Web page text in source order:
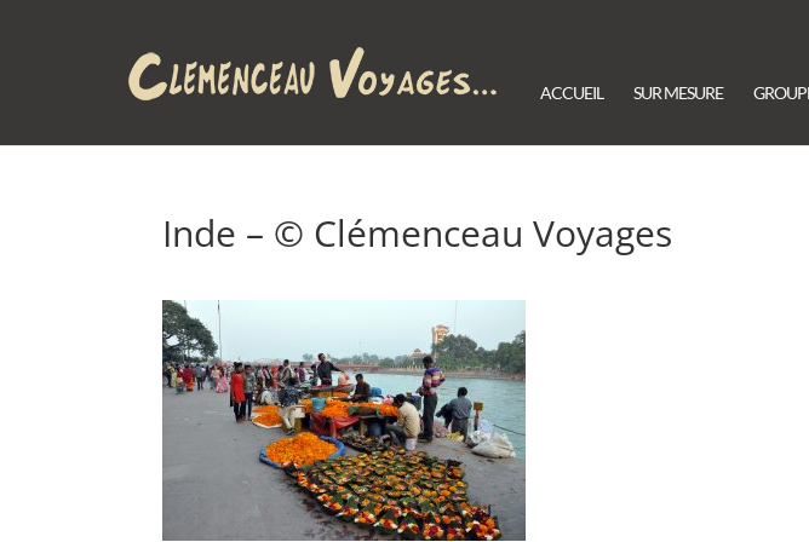
ACCUEIL SUR MESURE
Inde – © Clémenceau Voyages